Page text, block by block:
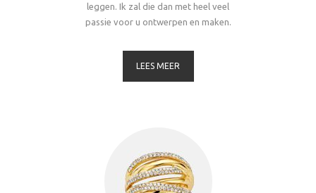
leggen. Ik zal die dan met heel veel
passie voor u ontwerpen en maken.
LEES MEER